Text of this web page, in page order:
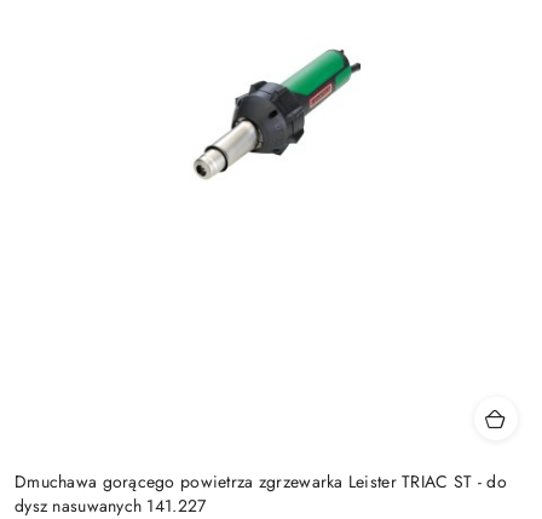
Dmuchawa gorącego powietrza zgrzewarka Leister TRIAC ST - do
dysz nasuwanych 141.227